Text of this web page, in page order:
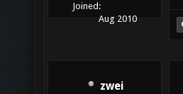
Joined:
Aug 2010
zwei